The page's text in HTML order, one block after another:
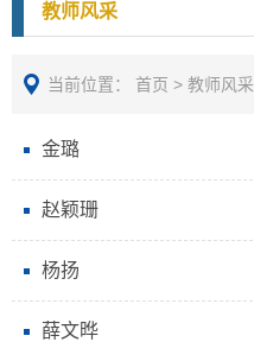
教师风采
当前位置： 首页 > 教师风采
金璐
赵颖珊
杨扬
薛文晔